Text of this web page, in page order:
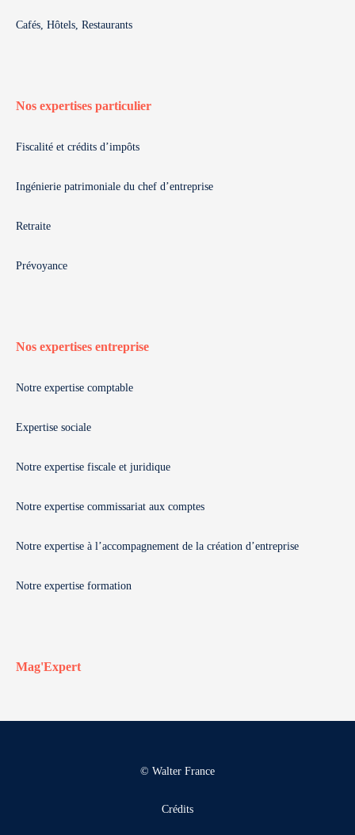
Cafés, Hôtels, Restaurants
Nos expertises particulier
Fiscalité et crédits d’impôts
Ingénierie patrimoniale du chef d’entreprise
Retraite
Prévoyance
Nos expertises entreprise
Notre expertise comptable
Expertise sociale
Notre expertise fiscale et juridique
Notre expertise commissariat aux comptes
Notre expertise à l’accompagnement de la création d’entreprise
Notre expertise formation
Mag'Expert
© Walter France
Crédits